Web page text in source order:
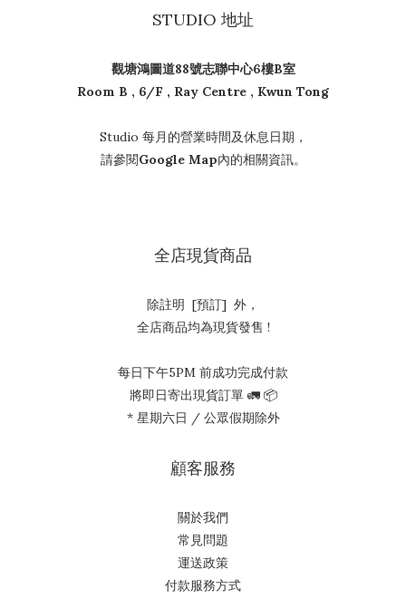
STUDIO 地址
觀塘鴻圖道88號志聯中心6樓B室
Room B , 6/F , Ray Centre , Kwun Tong
Studio 每月的營業時間及休息日期，
請參閱Google Map內的相關資訊。
全店現貨商品
除註明 [預訂] 外，
全店商品均為現貨發售 !
每日下午5PM 前成功完成付款
將即日寄出現貨訂單 🚛 📦
* 星期六日 / 公眾假期除外
顧客服務
關於我們
常見問題
運送政策
付款服務方式